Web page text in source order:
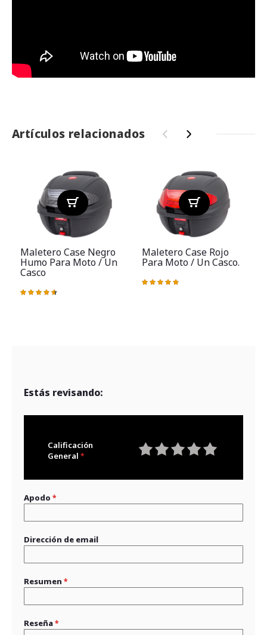
Artículos relacionados ‹ ›
Maletero Case Negro
Humo Para Moto / Un
Casco
Valoración:
Maletero Case Rojo
Para Moto / Un Casco.
Valoración:
Estás revisando:
Calificación
General
Apodo
Dirección de email
Resumen
Reseña